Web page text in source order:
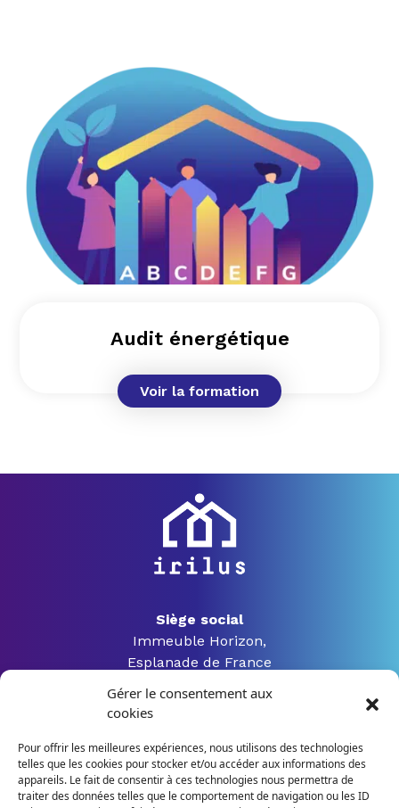
Gérer le consentement aux
cookies
Pour offrir les meilleures expériences, nous utilisons des technologies
telles que les cookies pour stocker et/ou accéder aux informations des
appareils. Le fait de consentir à ces technologies nous permettra de
traiter des données telles que le comportement de navigation ou les ID
Audit énergétique
Voir la formation
Siège social
Immeuble Horizon,
Esplanade de France
3 rue Jacques Constant Milleret
42000 Saint Etienne
04 28 04 07 54